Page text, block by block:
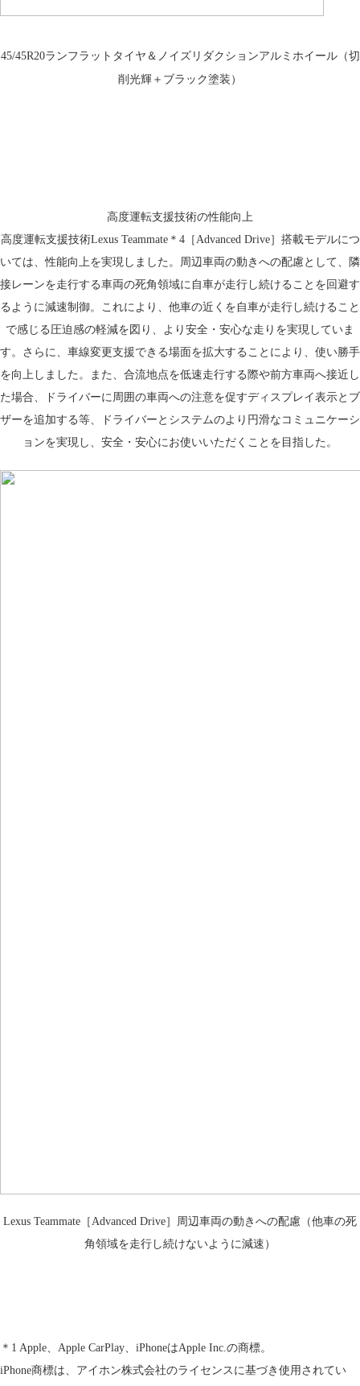
45/45R20ランフラットタイヤ＆ ノイズリダクションアルミホイール（切
削光輝＋ブラック塗装）
高度運転支援技術の性能向上
高度運転支援技術Lexus Teammate＊4［Advanced Drive］搭載モデルにつ
いては、性能向上を実現しました。周辺車両の動きへの配慮として、隣
接レーンを走行する車両の死角領域に自車が走行し続けることを回避す
るように減速制御。これにより、他車の近くを自車が走行し続けること
で感じる圧迫感の軽減を図り、より安全・安心な走りを実現していま
す。さらに、車線変更支援できる場面を拡大することにより、使い勝手
を向上しました。また、合流地点を低速走行する際や前方車両へ接近し
た場合、ドライバーに周囲の車両への注意を促すディスプレイ表示とブ
ザーを追加する等、ドライバーとシステムのより円滑なコミュニケーシ
ョンを実現し、安全・安心にお使いいただくことを目指した。
Lexus Teammate［Advanced Drive］周辺車両の動きへの配慮（他車の死
角領域を走行し続けないように減速）
＊1 Apple、Apple CarPlay、iPhoneはApple Inc.の商標。
iPhone商標は、アイホン株式会社のライセンスに基づき使用されてい